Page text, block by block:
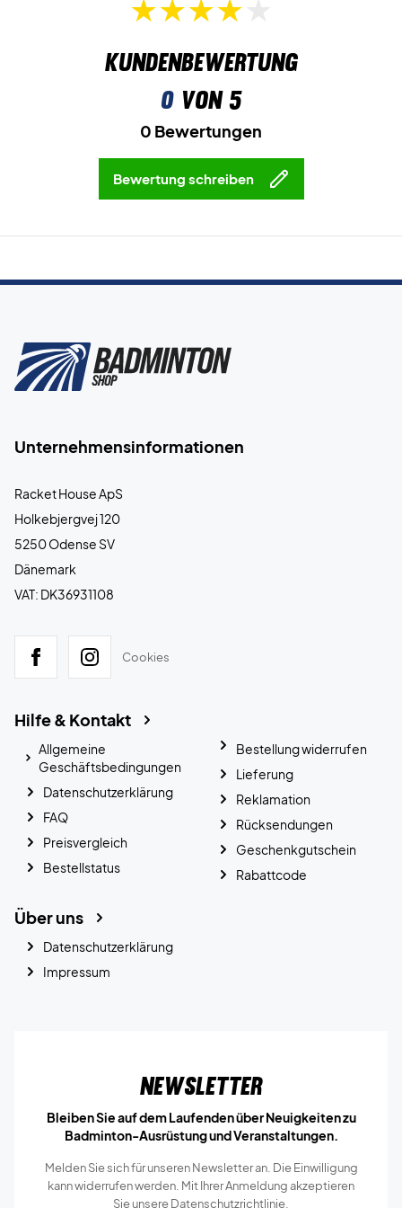
Erobern Sie das Spielfeld - kaufen Sie dieses Paar Yonex
Badmintonschuhe!
Kundenbewertung
0von 5
0 Bewertungen
Bewertung schreiben
Unternehmensinformationen
Racket House ApS
Holkebjergvej 120
5250 Odense SV
Dänemark
VAT: DK36931108
Cookies
Hilfe & Kontakt
Allgemeine
Geschäftsbedingungen
Datenschutzerklärung
FAQ
Preisvergleich
Bestellstatus
Bestellung widerrufen
Lieferung
Reklamation
Rücksendungen
Geschenkgutschein
Rabattcode
Über uns
Datenschutzerklärung
Impressum
Newsletter
Bleiben Sie auf dem Laufenden über Neuigkeiten zu
Badminton-Ausrüstung und Veranstaltungen.
Melden Sie sich für unseren Newsletter an. Die Einwilligung
kann widerrufen werden. Mit Ihrer Anmeldung akzeptieren
Sie unsereDatenschutzrichtlinie.